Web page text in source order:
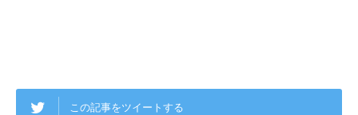
この記事をツイートする